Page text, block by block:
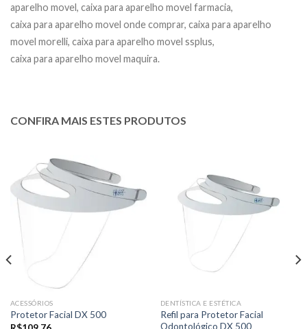
aparelho movel, caixa para aparelho movel farmacia,
caixa para aparelho movel onde comprar, caixa para aparelho
movel morelli, caixa para aparelho movel ssplus,
caixa para aparelho movel maquira.
CONFIRA MAIS ESTES PRODUTOS
ACESSÓRIOS
Protetor Facial DX 500
DENTÍSTICA E ESTÉTICA
Refil para Protetor Facial
Odontológico DX 500